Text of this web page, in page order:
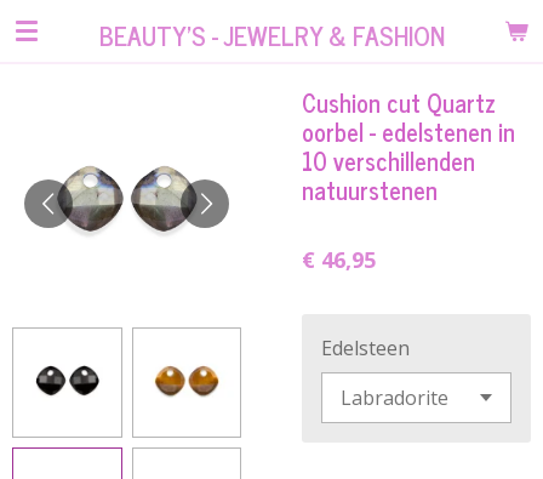
Ga
BEAUTY'S - JEWELRY & FASHION
Cushion cut Quartz
oorbel - edelstenen in
10 verschillenden
natuurstenen
€ 46,95
Edelsteen